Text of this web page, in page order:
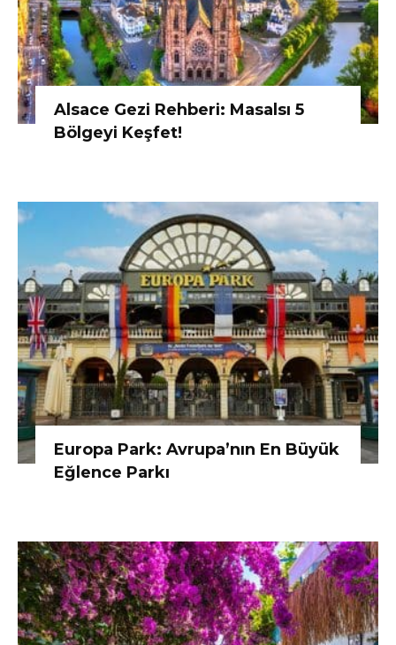
Alsace Gezi Rehberi: Masalsı 5
Bölgeyi Keşfet!
Europa Park: Avrupa’nın En Büyük
Eğlence Parkı